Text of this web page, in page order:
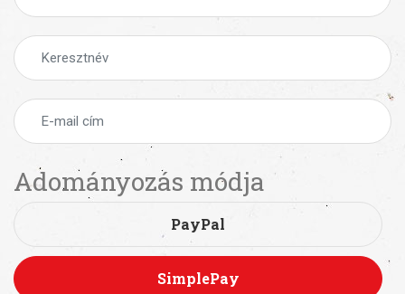
Adományozás módja
PayPal
SimplePay